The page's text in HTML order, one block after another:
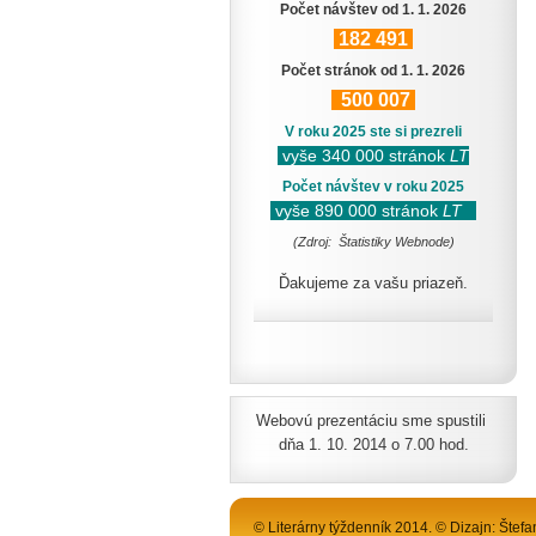
Počet návštev od 1. 1. 2026
182 491
Počet stránok od 1. 1. 2026
500 007
V roku 2025 ste si prezreli
vyše 340 000 stránok LT
Počet návštev v roku 2025
vyše 890 000 stránok LT
(Zdroj: Štatistiky Webnode)
Ďakujeme za vašu priazeň.
Webovú prezentáciu sme spustili
dňa 1. 10. 2014 o 7.00 hod.
© Literárny týždenník 2014. © Dizajn: